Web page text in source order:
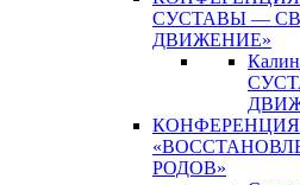
СУСТАВЫ —
ДВИЖЕНИЕ»
КОНФЕРЕНЦИЯ
РОДОВ»